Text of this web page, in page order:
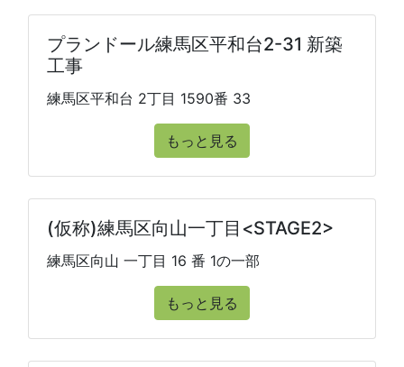
プランドール練馬区平和台2-31 新築
工事
練馬区平和台 2丁目 1590番 33
もっと見る
(仮称)練馬区向山一丁目<STAGE2>
練馬区向山 一丁目 16 番 1の一部
もっと見る